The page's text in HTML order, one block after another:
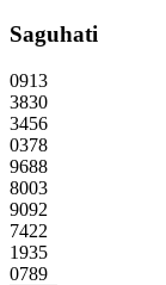
Saguhati
0913
3830
3456
0378
9688
8003
9092
7422
1935
0789